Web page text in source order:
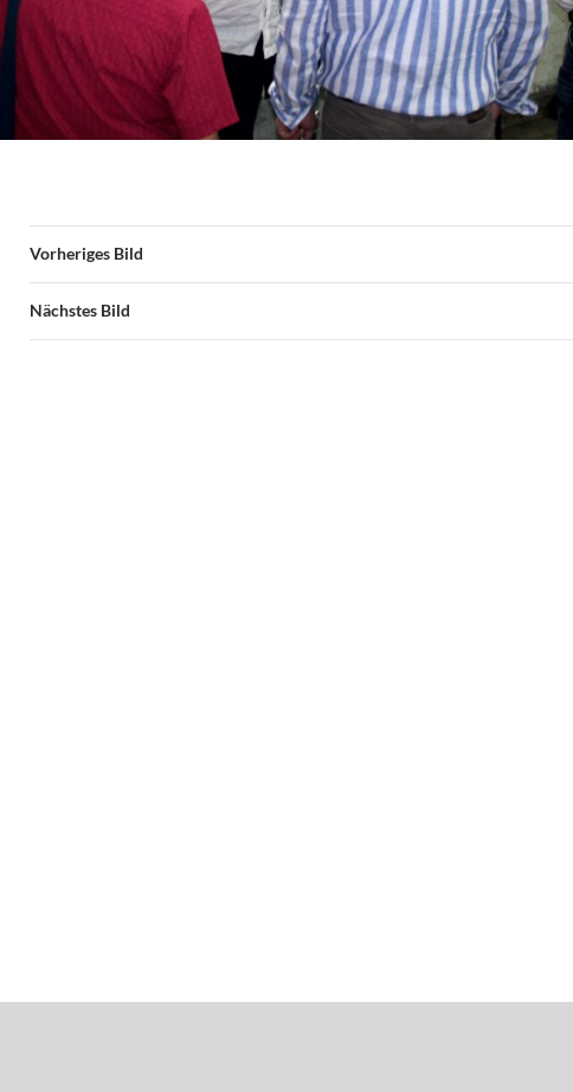
Vorheriges Bild
Nächstes Bild